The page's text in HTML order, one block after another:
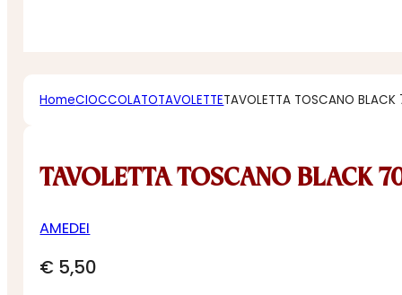
HomeCIOCCOLATOTAVOLETTETAVOLETTA TOSCANO BLACK
TAVOLETTA TOSCANO BLACK
AMEDEI
€ 5,50